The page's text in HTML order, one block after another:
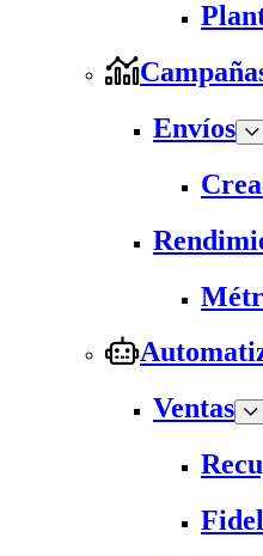
Envíos
Ventas